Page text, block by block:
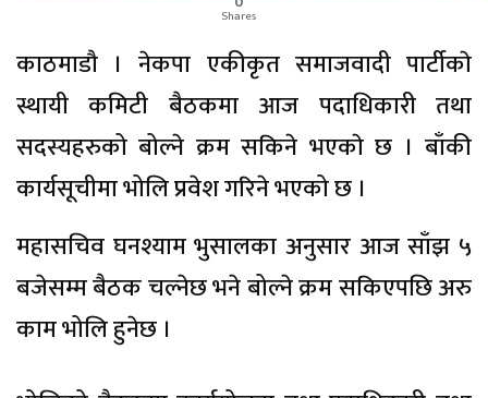
Shares
काठमाडौ । नेकपा एकीकृत समाजवादी पार्टीकाे
स्थायी कमिटी बैठकमा आज पदाधिकारी तथा
सदस्यहरुको बोल्ने क्रम सकिने भएकाे छ । बाँकी
कार्यसूचीमा भोलि प्रवेश गरिने भएको छ ।
महासचिव घनश्याम भुसालका अनुसार आज साँझ ५
बजेसम्म बैठक चल्नेछ भने बोल्ने क्रम सकिएपछि अरु
काम भोलि हुनेछ ।